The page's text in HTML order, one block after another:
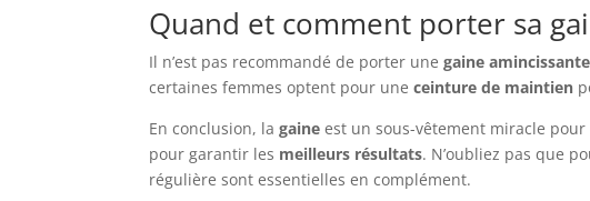
Quand et comment porter sa
Il n’est pas recommandé de porter unegaine amincissante
certaines femmes optent pour uneceinture de maintien
En conclusion, lagaine est un sous-vêtement miracle pour
pour garantir les meilleurs résultats. N’oubliez pas que
régulière sont essentielles en complément.